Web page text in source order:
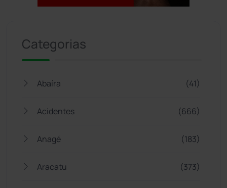
Categorias
Abaíra (41)
Acidentes (666)
Anagé (183)
Aracatu (373)